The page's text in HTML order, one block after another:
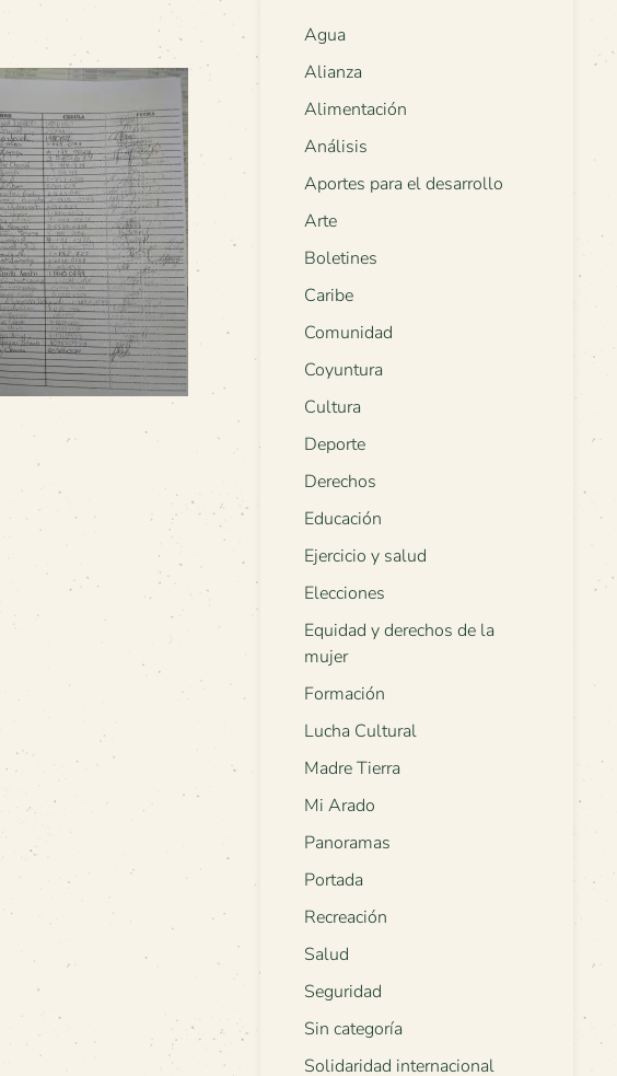
Agua
Alianza
Alimentación
Análisis
Aportes para el desarrollo
Arte
Boletines
Caribe
Comunidad
Coyuntura
Cultura
Deporte
Derechos
Educación
Ejercicio y salud
Elecciones
Equidad y derechos de la
mujer
Formación
Lucha Cultural
Madre Tierra
Mi Arado
Panoramas
Portada
Recreación
Salud
Seguridad
Sin categoría
Solidaridad internacional